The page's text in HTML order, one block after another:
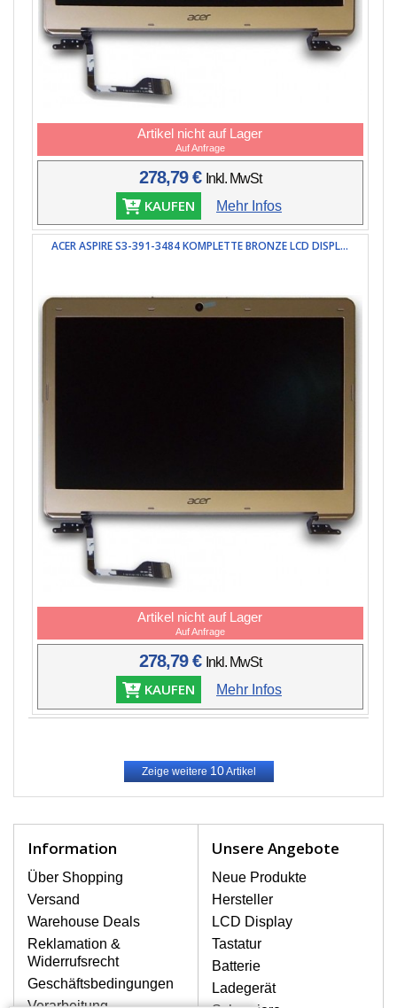
Artikel nicht auf Lager
Auf Anfrage
278,79 € Inkl. MwSt
KAUFEN Mehr Infos
ACER ASPIRE S3-391-3484 KOMPLETTE BRONZE LCD DISPL...
Artikel nicht auf Lager
Auf Anfrage
278,79 € Inkl. MwSt
KAUFEN Mehr Infos
Zeige weitere10Artikel
Information
Über Shopping
Versand
Warehouse Deals
Reklamation &
Widerrufsrecht
Geschäftsbedingungen
Unsere Angebote
Neue Produkte
Hersteller
LCD Display
Tastatur
Batterie
Ladegerät